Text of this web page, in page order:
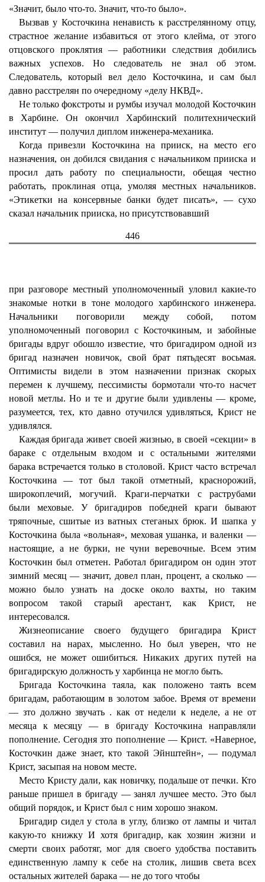
«Значит, было что-то. Значит, что-то было».
Вызвав у Косточкина ненависть к расстрелянному отцу,
страстное желание избавиться от этого клейма, от этого
отцовского проклятия — работники следствия добились
важных успехов. Но следователь не знал об этом.
Следователь, который вел дело Косточкина, и сам был
давно расстрелян по очередному «делу НКВД».
Не только фокстроты и румбы изучал молодой Косточкин
в Харбине. Он окончил Харбинский политехнический
институт — получил диплом инженера-механика.
Когда привезли Косточкина на прииск, на место его
назначения, он добился свидания с начальником прииска и
просил дать работу по специальности, обещая честно
работать, проклиная отца, умоляя местных начальников.
«Этикетки на консервные банки будет писать», — сухо
сказал начальник прииска, но присутствовавший
446
при разговоре местный уполномоченный уловил какие-то
знакомые нотки в тоне молодого харбинского инженера.
Начальники поговорили между собой, потом
уполномоченный поговорил с Косточкиным, и забойные
бригады вдруг обошло известие, что бригадиром одной из
бригад назначен новичок, свой брат пятьдесят восьмая.
Оптимисты видели в этом назначении признак скорых
перемен к лучшему, пессимисты бормотали что-то насчет
новой метлы. Но и те и другие были удивлены — кроме,
разумеется, тех, кто давно отучился удивляться, Крист не
удивлялся.
Каждая бригада живет своей жизнью, в своей «секции» в
бараке с отдельным входом и с остальными жителями
барака встречается только в столовой. Крист часто встречал
Косточкина — тот был такой отметный, краснорожий,
широкоплечий, могучий. Краги-перчатки с раструбами
были меховые. У бригадиров победней краги бывают
тряпочные, сшитые из ватных стеганых брюк. И шапка у
Косточкина была «вольная», меховая ушанка, и валенки —
настоящие, а не бурки, не чуни веревочные. Всем этим
Косточкин был отметен. Работал бригадиром он один этот
зимний месяц — значит, довел план, процент, а сколько —
можно было узнать на доске около вахты, но таким
вопросом такой старый арестант, как Крист, не
интересовался.
Жизнеописание своего будущего бригадира Крист
составил на нарах, мысленно. Но был уверен, что не
ошибся, не может ошибиться. Никаких других путей на
бригадирскую должность у харбинца не могло быть.
Бригада Косточкина таяла, как положено таять всем
бригадам, работающим в золотом забое. Время от времени
— зто должно звучать . как от недели к неделе, а не от
месяца к месяцу — в бригаду Косточкина направляли
пополнение. Сегодня зто пополнение — Крист. «Наверное,
Косточкин даже знает, кто такой Эйнштейн», — подумал
Крист, засыпая на новом месте.
Место Кристу дали, как новичку, подальше от печки. Кто
раньше пришел в бригаду — занял лучшее место. Это был
общий порядок, и Крист был с ним хорошо знаком.
Бригадир сидел у стола в углу, близко от лампы и читал
какую-то книжку И хотя бригадир, как хозяин жизни и
смерти своих работяг, мог для своего удобства поставить
единственную лампу к себе на столик, лишив света всех
остальных жителей барака — не до того чтобы